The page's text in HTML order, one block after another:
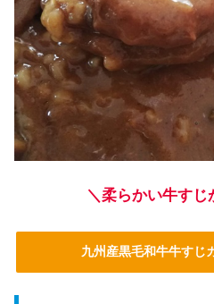
＼柔らかい牛すじ
九州産黒毛和牛牛すじ